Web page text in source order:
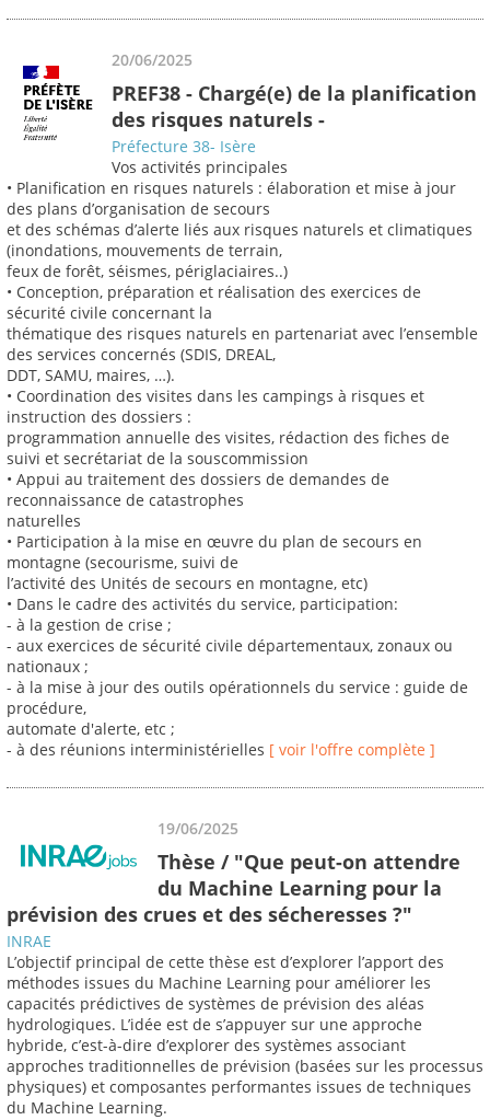
20/06/2025
PREF38 - Chargé(e) de la planification
des risques naturels -
Préfecture 38- Isère
Vos activités principales
• Planification en risques naturels : élaboration et mise à jour
des plans d’organisation de secours
et des schémas d’alerte liés aux risques naturels et climatiques
(inondations, mouvements de terrain,
feux de forêt, séismes, périglaciaires..)
• Conception, préparation et réalisation des exercices de
sécurité civile concernant la
thématique des risques naturels en partenariat avec l’ensemble
des services concernés (SDIS, DREAL,
DDT, SAMU, maires, …).
• Coordination des visites dans les campings à risques et
instruction des dossiers :
programmation annuelle des visites, rédaction des fiches de
suivi et secrétariat de la souscommission
• Appui au traitement des dossiers de demandes de
reconnaissance de catastrophes
naturelles
• Participation à la mise en œuvre du plan de secours en
montagne (secourisme, suivi de
l’activité des Unités de secours en montagne, etc)
• Dans le cadre des activités du service, participation:
- à la gestion de crise ;
- aux exercices de sécurité civile départementaux, zonaux ou
nationaux ;
- à la mise à jour des outils opérationnels du service : guide de
procédure,
automate d'alerte, etc ;
- à des réunions interministérielles [ voir l'offre complète ]
19/06/2025
Thèse / "Que peut-on attendre
du Machine Learning pour la
prévision des crues et des sécheresses ?"
INRAE
L’objectif principal de cette thèse est d’explorer l’apport des
méthodes issues du Machine Learning pour améliorer les
capacités prédictives de systèmes de prévision des aléas
hydrologiques. L’idée est de s’appuyer sur une approche
hybride, c’est-à-dire d’explorer des systèmes associant
approches traditionnelles de prévision (basées sur les processus
physiques) et composantes performantes issues de techniques
du Machine Learning.